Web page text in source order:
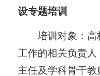
设专题培训
培训对象：
工作的相关负责
主任及学科骨干教